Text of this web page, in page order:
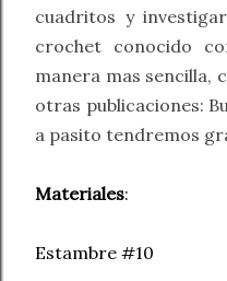
cuadritos y
crochet conocido
manera mas sencilla,
otras publicaciones:
a pasito tendremos
Materiales:
Estambre #10